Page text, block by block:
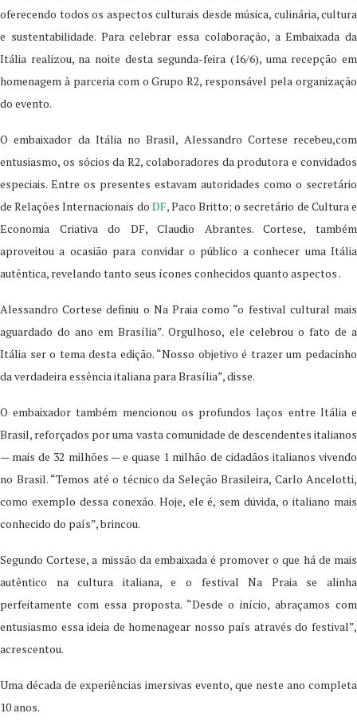
oferecendo todos os aspectos culturais desde música, culinária, cultura
e sustentabilidade. Para celebrar essa colaboração, a Embaixada da
Itália realizou, na noite desta segunda-feira (16/6), uma recepção em
homenagem à parceria com o Grupo R2, responsável pela organização
do evento.
O embaixador da Itália no Brasil, Alessandro Cortese recebeu,com
entusiasmo, os sócios da R2, colaboradores da produtora e convidados
especiais. Entre os presentes estavam autoridades como o secretário
de Relações Internacionais do DF, Paco Britto; o secretário de Cultura e
Economia Criativa do DF, Claudio Abrantes. Cortese, também
aproveitou a ocasião para convidar o público a conhecer uma Itália
autêntica, revelando tanto seus ícones conhecidos quanto aspectos .
Alessandro Cortese definiu o Na Praia como “o festival cultural mais
aguardado do ano em Brasília”. Orgulhoso, ele celebrou o fato de a
Itália ser o tema desta edição. “Nosso objetivo é trazer um pedacinho
da verdadeira essência italiana para Brasília”, disse.
O embaixador também mencionou os profundos laços entre Itália e
Brasil, reforçados por uma vasta comunidade de descendentes italianos
— mais de 32 milhões — e quase 1 milhão de cidadãos italianos vivendo
no Brasil. “Temos até o técnico da Seleção Brasileira, Carlo Ancelotti,
como exemplo dessa conexão. Hoje, ele é, sem dúvida, o italiano mais
conhecido do país”, brincou.
Segundo Cortese, a missão da embaixada é promover o que há de mais
autêntico na cultura italiana, e o festival Na Praia se alinha
perfeitamente com essa proposta. “Desde o início, abraçamos com
entusiasmo essa ideia de homenagear nosso país através do festival”,
acrescentou.
Uma década de experiências imersivas evento, que neste ano completa
10 anos.